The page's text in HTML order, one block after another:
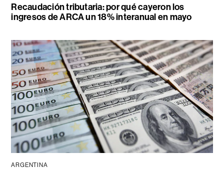
Recaudación tributaria: por qué cayeron los
ingresos de ARCA un 18% interanual en mayo
ARGENTINA